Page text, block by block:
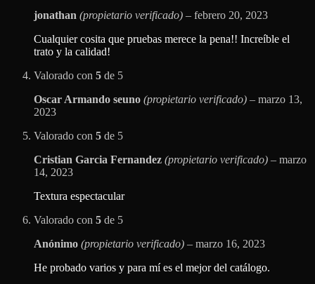
jonathan (propietario verificado) – febrero 20, 2023
Cualquier cosita que pruebas merece la pena!! Increíble el
trato y la calidad!
Valorado con 5 de 5
Oscar Armando seuno (propietario verificado) – marzo 13,
2023
Valorado con 5 de 5
Cristian Garcia Fernandez (propietario verificado) – marzo
14, 2023
Textura espectacular
Valorado con 5 de 5
Anónimo (propietario verificado) – marzo 16, 2023
He probado varios y para mí es el mejor del catálogo.